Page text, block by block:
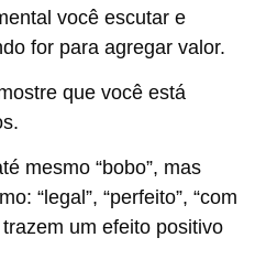
você escutar e
for para agregar valor.
que você está
mesmo “bobo”, mas
“legal”, “perfeito”, “com
um efeito positivo